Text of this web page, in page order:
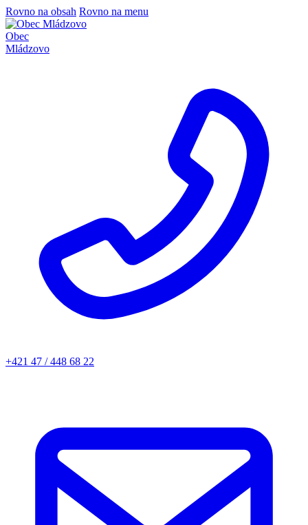
Rovno na obsah Rovno na menu
Obec
Mládzovo
+421 47 / 448 68 22